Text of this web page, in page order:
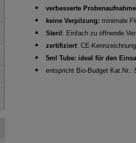
verbesserte
keine Verpilzung: minimale
Steril : Einfach zu öffnende
zertifiziert: CE-
5ml Tube: ideal für den
entspricht Bio-Budget Kat.Nr.: